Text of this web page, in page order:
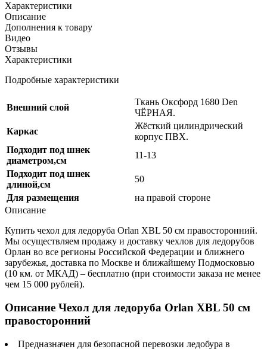
Характеристики
Описание
Дополнения к товару
Видео
Отзывы
Характеристики
Подробные характеристики
Внешний слой
Ткань Оксфорд 1680 Den
ЧЁРНАЯ.
Каркас
Жёсткий цилиндрический
корпус ПВХ.
Подходит под шнек
диаметром,см
11-13
Подходит под шнек
длиной,см
50
Для размещения
на правой стороне
Описание
Купить чехол для ледоруба Orlan XBL 50 см правосторонний.
Мы осуществляем продажу и доставку чехлов для ледорубов
Орлан во все регионы Российской Федерации и ближнего
зарубежья, доставка по Москве и ближайшему Подмосковью
(10 км. от МКАД) – бесплатно (при стоимости заказа не менее
чем 15 000 рублей).
Описание Чехол для ледоруба Orlan XBL 50 см
правосторонний
Предназначен для безопасной перевозки ледобура в